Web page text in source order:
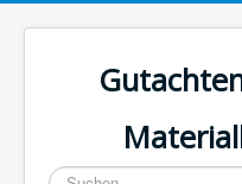
Suchen